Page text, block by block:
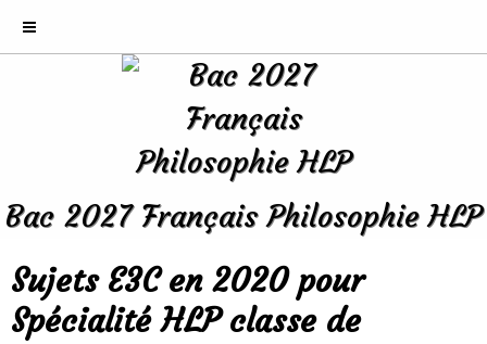
Bac 2027 Français Philosophie HLP
Sujets E3C en 2020 pour
Spécialité HLP classe de